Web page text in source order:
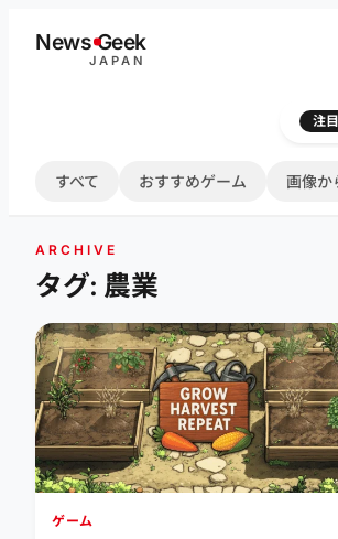
NewsGeek
JAPAN
注目
すべて おすすめゲーム 画像か
ARCHIVE
タグ: 農業
ゲーム